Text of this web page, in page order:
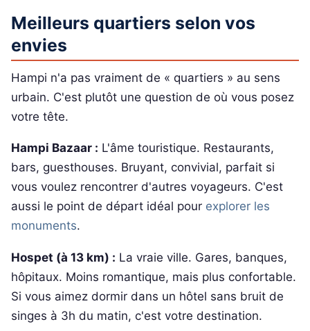
Meilleurs quartiers selon vos
envies
Hampi n'a pas vraiment de « quartiers » au sens
urbain. C'est plutôt une question de où vous posez
votre tête.
Hampi Bazaar : L'âme touristique. Restaurants,
bars, guesthouses. Bruyant, convivial, parfait si
vous voulez rencontrer d'autres voyageurs. C'est
aussi le point de départ idéal pour explorer les
monuments.
Hospet (à 13 km) : La vraie ville. Gares, banques,
hôpitaux. Moins romantique, mais plus confortable.
Si vous aimez dormir dans un hôtel sans bruit de
singes à 3h du matin, c'est votre destination.